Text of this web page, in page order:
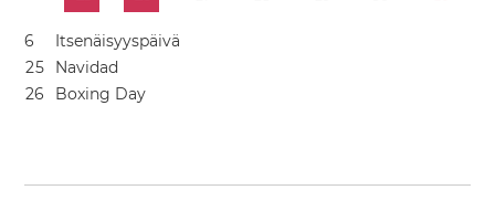
6
Itsenäisyyspäivä
25
Navidad
26 Boxing Day